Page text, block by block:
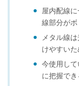
屋内配線
線部分が
メタル線
けやすいた
今使用し
に把握でき